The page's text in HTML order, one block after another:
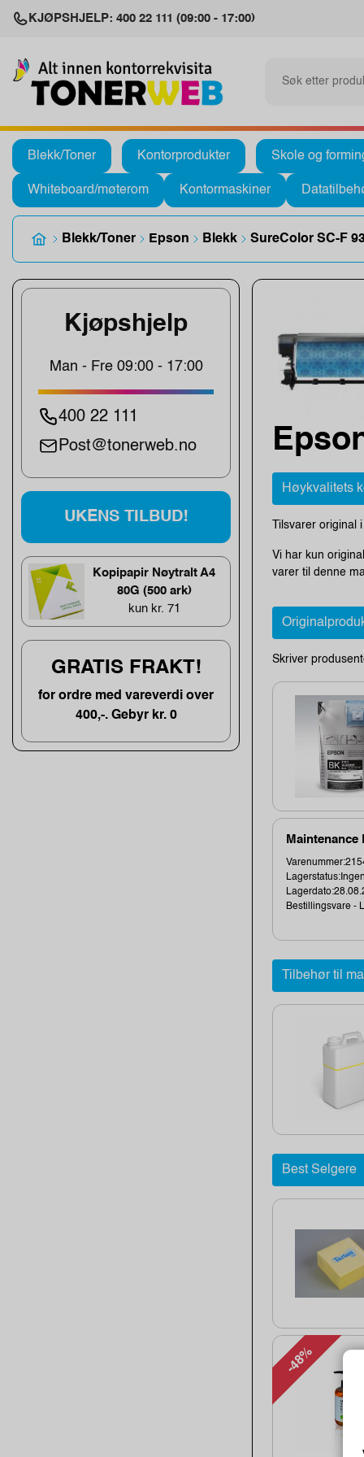
KJØPSHJELP: 400 22 111 (09:00 - 17:00)
Blekk/Toner Kontorprodukter Skole og
Whiteboard/møterom Kontormaskiner
Blekk/Toner Epson Blekk SureColor SC-F
Kjøpshjelp
Man - Fre 09:00 - 17:00
400 22 111
Post@tonerweb.no
UKENS TILBUD!
Kopipapir Nøytralt A4
80G (500 ark)
kun kr. 71
GRATIS FRAKT!
for ordre med vareverdi over
400,-. Gebyr kr. 0
Høykvalitets
Tilsvarer original
Vi har kun
varer til denne
Skriver
Maintenance
Bestillingsvare -
Tilbehør til
Best Selgere
-48%